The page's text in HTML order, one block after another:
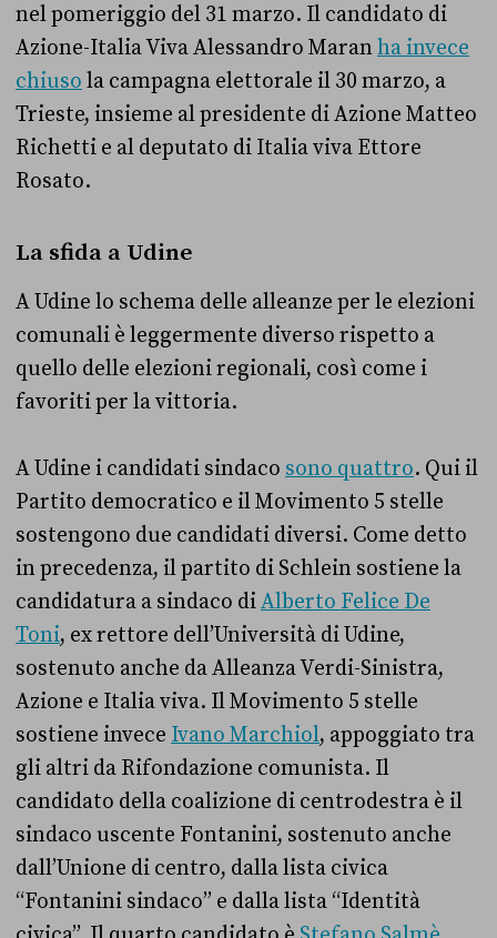
nel pomeriggio del 31 marzo. Il candidato di
Azione-Italia Viva Alessandro Maranha invece
chiuso la campagna elettorale il 30 marzo, a
Trieste, insieme al presidente di Azione Matteo
Richetti e al deputato di Italia viva Ettore
Rosato.
La sfida a Udine
A Udine lo schema delle alleanze per le elezioni
comunali è leggermente diverso rispetto a
quello delle elezioni regionali, così come i
favoriti per la vittoria.
A Udine i candidati sindaco sono quattro. Qui il
Partito democratico e il Movimento 5 stelle
sostengono due candidati diversi. Come detto
in precedenza, il partito di Schlein sostiene la
candidatura a sindaco diAlberto Felice De
Toni, ex rettore dell’Università di Udine,
sostenuto anche da Alleanza Verdi-Sinistra,
Azione e Italia viva. Il Movimento 5 stelle
sostiene invece Ivano Marchiol, appoggiato tra
gli altri da Rifondazione comunista. Il
candidato della coalizione di centrodestra è il
sindaco uscente Fontanini, sostenuto anche
dall’Unione di centro, dalla lista civica
“Fontanini sindaco” e dalla lista “Identità